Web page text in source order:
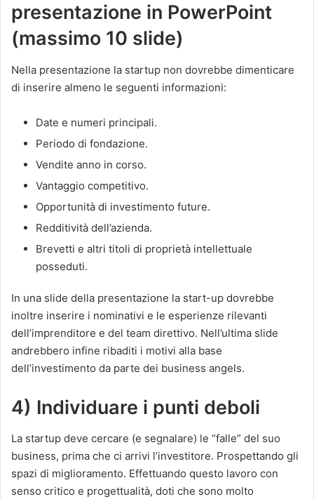
presentazione in PowerPoint
(massimo 10 slide)
Nella presentazione la startup non dovrebbe dimenticare
di inserire almeno le seguenti informazioni:
Date e numeri principali.
Periodo di fondazione.
Vendite anno in corso.
Vantaggio competitivo.
Opportunità di investimento future.
Redditività dell’azienda.
Brevetti e altri titoli di proprietà intellettuale
posseduti.
In una slide della presentazione la start-up dovrebbe
inoltre inserire i nominativi e le esperienze rilevanti
dell’imprenditore e del team direttivo. Nell’ultima slide
andrebbero infine ribaditi i motivi alla base
dell’investimento da parte dei business angels.
4) Individuare i punti deboli
La startup deve cercare (e segnalare) le “falle” del suo
business, prima che ci arrivi l’investitore. Prospettando gli
spazi di miglioramento. Effettuando questo lavoro con
senso critico e progettualità, doti che sono molto